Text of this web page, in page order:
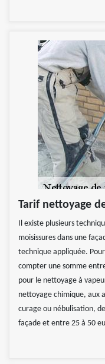
Tarif nettoyage
Il existe plusieurs
moisissures dans une
technique appliquée.
compter une somme
pour le nettoyage à
nettoyage chimique, aux
curage ou nébulisation,
façade et entre 25 à 50